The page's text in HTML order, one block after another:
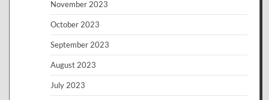
November 2023
October 2023
September 2023
August 2023
July 2023